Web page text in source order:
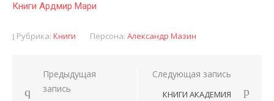
Книги Ардмир Мари
Рубрика: Книги Персона: Александр Мазин
Навигация
Предыдущая
запись
Следующая запись
КНИГИ АКАДЕМИЯ